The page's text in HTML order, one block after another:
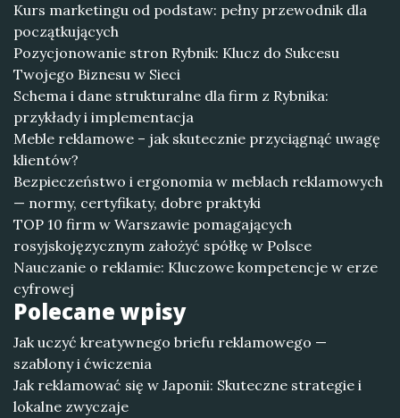
Kurs marketingu od podstaw: pełny przewodnik dla
początkujących
Pozycjonowanie stron Rybnik: Klucz do Sukcesu
Twojego Biznesu w Sieci
Schema i dane strukturalne dla firm z Rybnika:
przykłady i implementacja
Meble reklamowe – jak skutecznie przyciągnąć uwagę
klientów?
Bezpieczeństwo i ergonomia w meblach reklamowych
— normy, certyfikaty, dobre praktyki
TOP 10 firm w Warszawie pomagających
rosyjskojęzycznym założyć spółkę w Polsce
Nauczanie o reklamie: Kluczowe kompetencje w erze
cyfrowej
Polecane wpisy
Jak uczyć kreatywnego briefu reklamowego —
szablony i ćwiczenia
Jak reklamować się w Japonii: Skuteczne strategie i
lokalne zwyczaje